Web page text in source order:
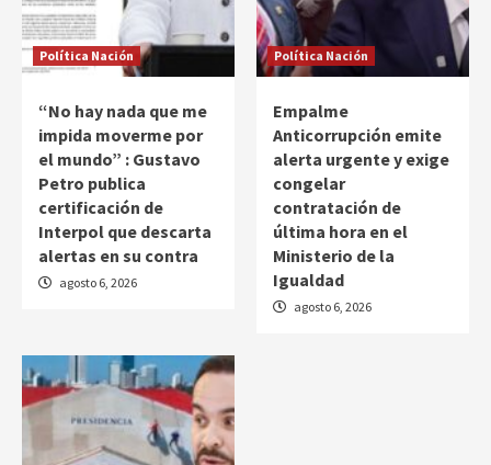
Política Nación
“No hay nada que me
impida moverme por
el mundo” : Gustavo
Petro publica
certificación de
Interpol que descarta
alertas en su contra
agosto 6, 2026
Política Nación
Empalme
Anticorrupción emite
alerta urgente y exige
congelar
contratación de
última hora en el
Ministerio de la
Igualdad
agosto 6, 2026